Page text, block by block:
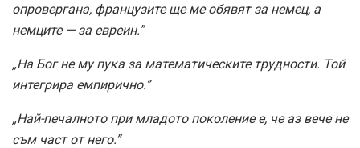
опровергана, французите ще ме обявят за немец, а
немците — за евреин.”
„На Бог не му пука за математическите трудности. Той
интегрира емпирично.”
„Най-печалното при младото поколение е, че аз вече не
съм част от него.”